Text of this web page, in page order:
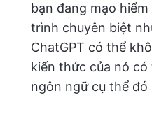
bạn đang mạo
trình chuyên biệt
ChatGPT có thể
kiến thức của nó
ngôn ngữ cụ thể đó